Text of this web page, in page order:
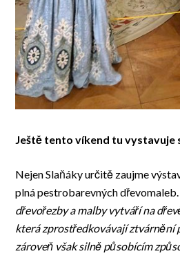
Ještě tento víkend tu vystavuje
Nejen Slaňáky určitě zaujme
plná pestrobarevných dřevomaleb.
dřevořezby a malby vytváří na
která zprostředkovávají ztvárnění
zároveň však silně působícím